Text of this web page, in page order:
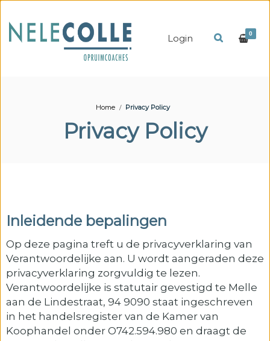
Login 0
Home Privacy Policy
Privacy Policy
Inleidende bepalingen
Op deze pagina treft u de privacyverklaring van
Verantwoordelijke aan. U wordt aangeraden deze
privacyverklaring zorgvuldig te lezen.
Verantwoordelijke is statutair gevestigd te Melle
aan de Lindestraat, 94 9090 staat ingeschreven
in het handelsregister van de Kamer van
Koophandel onder O742.594.980 en draagt de